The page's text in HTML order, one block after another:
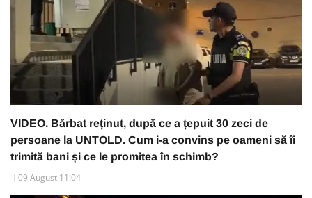
VIDEO. Bărbat reținut, după ce a țepuit 30 zeci de
persoane la UNTOLD. Cum i-a convins pe oameni să îi
trimită bani și ce le promitea în schimb?
09 August 11:04